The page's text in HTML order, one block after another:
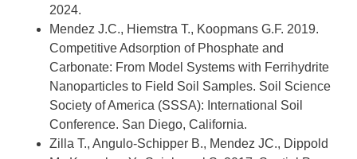
2024.
Mendez J.C., Hiemstra T., Koopmans G.F. 2019.
Competitive Adsorption of Phosphate and
Carbonate: From Model Systems with Ferrihydrite
Nanoparticles to Field Soil Samples. Soil Science
Society of America (SSSA): International Soil
Conference. San Diego, California.
Zilla T., Angulo-Schipper B., Mendez JC., Dippold